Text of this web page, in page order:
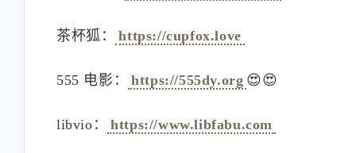
茶杯狐： https://cupfox.love
555 电影： https://555dy.org 😍😍
libvio： https://www.libfabu.com